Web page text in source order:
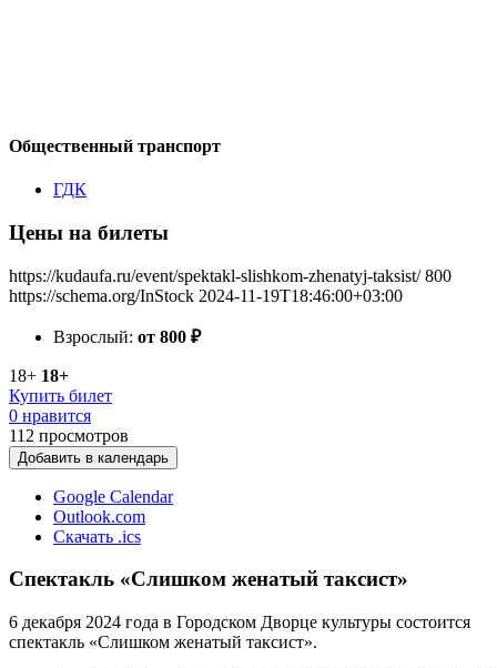
Общественный транспорт
ГДК
Цены на билеты
https://kudaufa.ru/event/spektakl-slishkom-zhenatyj-taksist/ 800
https://schema.org/InStock 2024-11-19T18:46:00+03:00
Взрослый: от 800 ₽
18+ 18+
Купить билет
0 нравится
112 просмотров
Добавить в календарь
Google Calendar
Outlook.com
Скачать .ics
Спектакль «Слишком женатый таксист»
6 декабря 2024 года в Городском Дворце культуры состоится
спектакль «Слишком женатый таксист».